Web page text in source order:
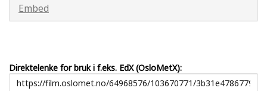
Embed
Direktelenke for bruk i f.eks. EdX (OsloMetX):